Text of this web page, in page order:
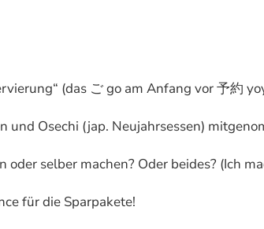
(das ご go am Anfang vor 予約
und Osechi (jap. Neujahrsessen)
selber machen? Oder beides? (Ich
für die Sparpakete!